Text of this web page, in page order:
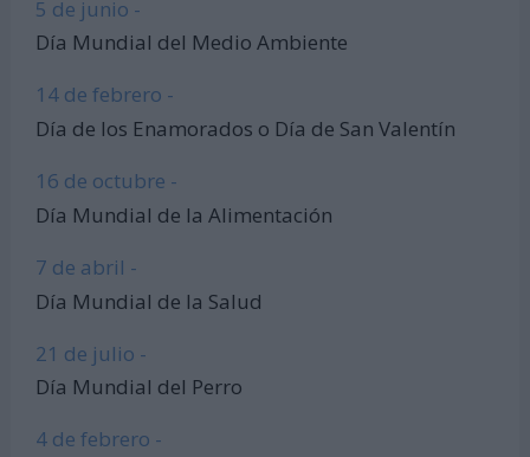
5 de junio -
Día Mundial del Medio Ambiente
14 de febrero -
Día de los Enamorados o Día de San Valentín
16 de octubre -
Día Mundial de la Alimentación
7 de abril -
Día Mundial de la Salud
21 de julio -
Día Mundial del Perro
4 de febrero -